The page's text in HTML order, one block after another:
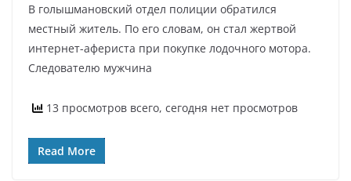
В голышмановский отдел полиции обратился
местный житель. По его словам, он стал жертвой
интернет-афериста при покупке лодочного мотора.
Следователю мужчина
13 просмотров всего, сегодня нет просмотров
Read More